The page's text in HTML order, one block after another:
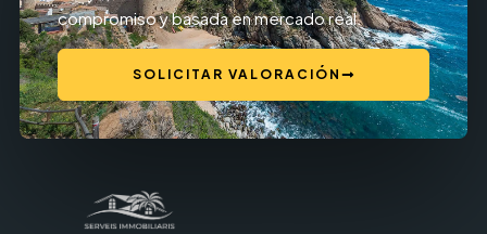
compromiso y basada en mercado real.
SOLICITAR VALORACIÓN